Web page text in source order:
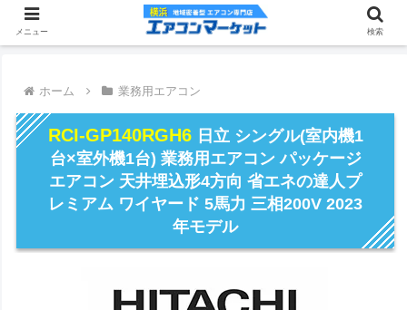
ホーム 業務用エアコン
RCI-GP140RGH6 日立 シングル(室内機1
台×室外機1台) 業務用エアコン パッケージ
エアコン 天井埋込形4方向 省エネの達人プ
レミアム ワイヤード 5馬力 三相200V 2023
年モデル
メニュー 検索